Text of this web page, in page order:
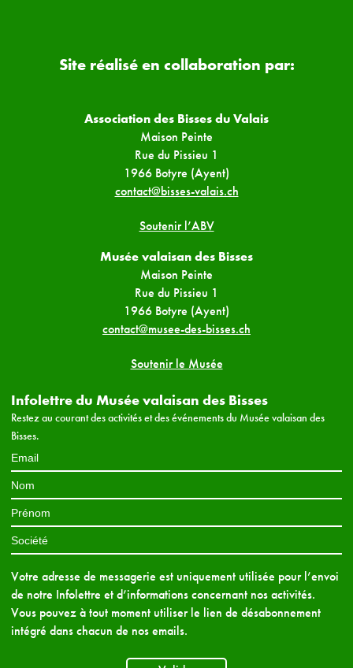
Site réalisé en collaboration par:
Association des Bisses du Valais
Maison Peinte
Rue du Pissieu 1
1966 Botyre (Ayent)
contact@bisses-valais.ch
Soutenir l’ABV
Musée valaisan des Bisses
Maison Peinte
Rue du Pissieu 1
1966 Botyre (Ayent)
contact@musee-des-bisses.ch
Soutenir le Musée
Infolettre du Musée valaisan des Bisses
Restez au courant des activités et des événements du Musée valaisan des
Bisses.
Votre adresse de messagerie est uniquement utilisée pour l’envoi
de notre Infolettre et d’informations concernant nos activités.
Vous pouvez à tout moment utiliser le lien de désabonnement
intégré dans chacun de nos emails.